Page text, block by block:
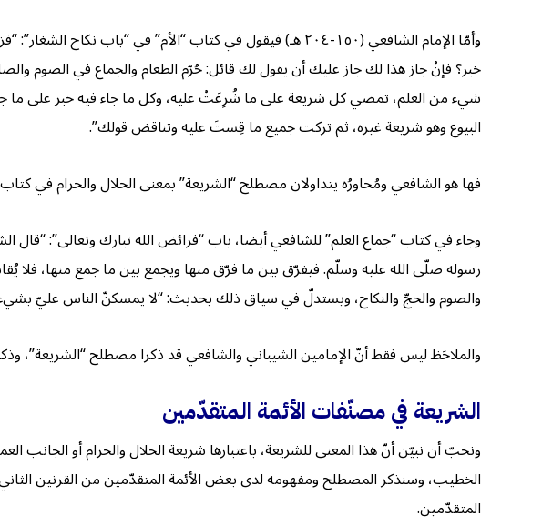
وأمّا الإمام الشافعي (١٥٠-٢٠٤ هـ) فيقول في كتاب “الأم”
خبر؟ فإنْ جاز هذا لك جاز عليك أن يقول لك قائل: حُرّم الطعام والجماع في الصوم
شيء من العلم، تمضي كل شريعة على ما شُرِعَتْ عليه، وكل ما جاء فيه خبر على ما
البيوع وهو شريعة غيره، ثم تركت جميع ما قِستَ عليه وتناقض قولك”.
فها هو الشافعي ومُحاورُه يتداولان مصطلح “الشريعة” بمعنى الحلال والحرام في
وجاء في كتاب “جماع العلم” للشافعي أيضا، باب “فرائض الله تبارك وتعالى”:
رسوله صلّى الله عليه وسلّم. فيفرّق بين ما فرّق منها ويجمع بين ما جمع منها، فلا
والصوم والحجّ والنكاح، ويستدلّ في سياق ذلك بحديث: “لا يمسكنّ الناس عليّ بشيء؛
والملاحَظ ليس فقط أنّ الإمامين الشيباني والشافعي قد ذكرا مصطلح “الشريعة”،
الشريعة في مصنّفات الأئمة المتقدّمين
ونحبّ أن نبيّن أنّ هذا المعنى للشريعة، باعتبارها شريعة الحلال والحرام أو الجانب
الخطيب، وسنذكر المصطلح ومفهومه لدى بعض الأئمة المتقدّمين من القرنين
المتقدّمين.